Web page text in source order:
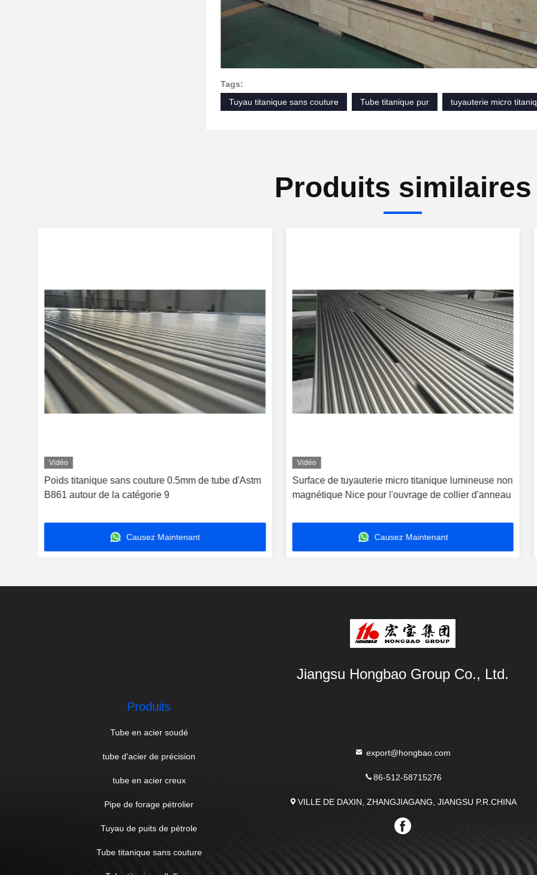
Tags:
Tuyau titanique sans couture
Tube titanique pur tuyauterie micro
Produits similaires
Vidéo
Poids titanique sans couture 0.5mm de tube d'Astm
B861 autour de la catégorie 9
Causez Maintenant
Vidéo
Surface de tuyauterie micro titanique lumineuse non
magnétique Nice pour l'ouvrage de collier d'anneau
Causez Maintenant
Jiangsu Hongbao Group Co., Ltd.
Produits
Tube en acier soudé
tube d'acier de précision
tube en acier creux
Pipe de forage pétrolier
Tuyau de puits de pétrole
Tube titanique sans couture
export@hongbao.com
86-512-58715276
VILLE DE DAXIN, ZHANGJIAGANG, JIANGSU P.R.CHINA